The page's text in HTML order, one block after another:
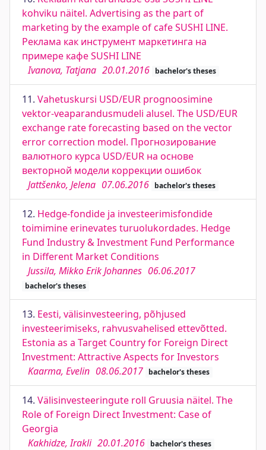
kohviku näitel. Advertising as the part of
marketing by the example of cafe SUSHI LINE.
Реклама как инструмент маркетинга на
примере кафе SUSHI LINE
Ivanova, Tatjana 20.01.2016 bachelor's theses
11. Vahetuskursi USD/EUR prognoosimine
vektor-veaparandusmudeli alusel. The USD/EUR
exchange rate forecasting based on the vector
error correction model. Прогнозирование
валютного курса USD/EUR на основе
векторной модели коррекции ошибок
Jattšenko, Jelena 07.06.2016 bachelor's theses
12. Hedge-fondide ja investeerimisfondide
toimimine erinevates turuolukordades. Hedge
Fund Industry & Investment Fund Performance
in Different Market Conditions
Jussila, Mikko Erik Johannes 06.06.2017
bachelor's theses
13. Eesti, välisinvesteering, põhjused
investeerimiseks, rahvusvahelised ettevõtted.
Estonia as a Target Country for Foreign Direct
Investment: Attractive Aspects for Investors
Kaarma, Evelin 08.06.2017 bachelor's theses
14. Välisinvesteeringute roll Gruusia näitel. The
Role of Foreign Direct Investment: Case of
Georgia
Kakhidze, Irakli 20.01.2016 bachelor's theses